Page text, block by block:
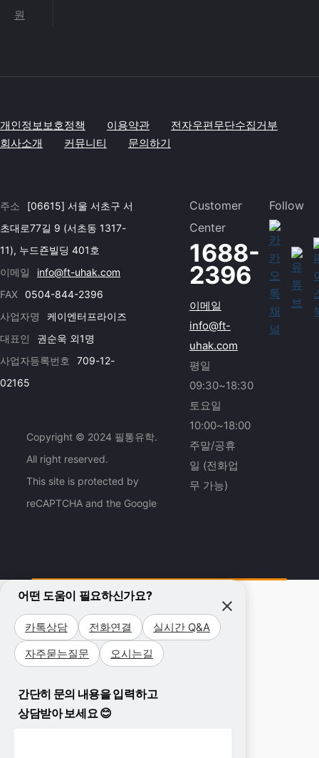
원
개인정보보호정책 이용약관
전자우편무단수집거부
회사소개
커뮤니티 문의하기
주소
[06615] 서울 서초구 서
초대로77길 9 (서초동 1317-
11), 누드죤빌딩 401호
이메일
info@ft-uhak.com
FAX 0504-844-2396
사업자명
케이엔터프라이즈
대표인
권순욱 외1명
사업자등록번호
709-12-
02165
Copyright © 2024 필통유학.
All right reserved.
This site is protected by
reCAPTCHA and the Google
Customer
Center
1688-
2396
이메일
info@ft-
uhak.com
평일
09:30~18:30
토요일
10:00~18:00
주말/공휴
일 (전화업
무 가능)
Follow
어떤 도움이 필요하신가요?
카톡상담 전화연결
실시간 Q&A
자주묻는질문
오시는길
간단히 문의 내용을 입력하고
상담받아 보세요 😊